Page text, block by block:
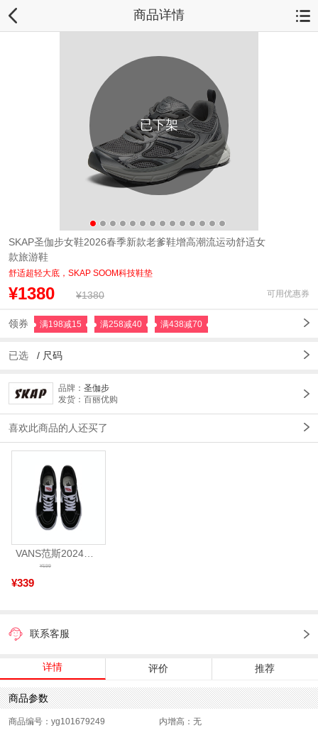
商品详情
已下架
SKAP圣伽步女鞋2026春季新款老爹鞋增高潮流运动舒适女
款旅游鞋
舒适超轻大底，SKAP SOOM科技鞋垫
¥1380 ¥1380 可用优惠券
领券 满198减15 满258减40 满438减70
已选 / 尺码
品牌： 圣伽步
发货：百丽优购
喜欢此商品的人还买了
VANS范斯2024中性SK8-HiCL帆布鞋/硫化鞋VN000D5IB8C
¥339
¥599
联系客服
详情 评价 推荐
商品参数
商品编号：yg101679249
内增高：无